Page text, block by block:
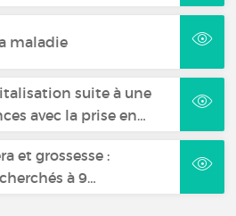
maladie
suite à une
avec la prise en…
et grossesse :
à 9…